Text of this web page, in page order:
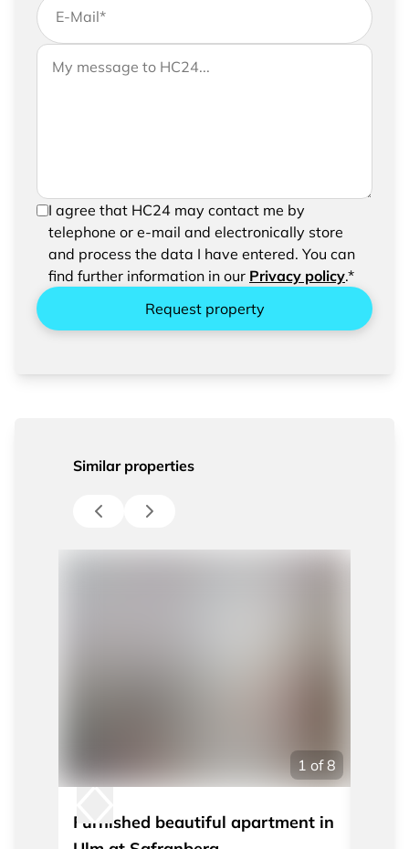
E-Mail*
If you would like to send us further information,
please feel free to add a message to your
Your message to HC24
In order to be able to send your request, please
confirm the saving and processing of your
entered data.
I agree that HC24 may contact me by
telephone or e-mail and electronically store
and process the data I have entered. You can
find further information in our Privacy policy.*
Request property
Similar properties
1 of 8
Furnished beautiful apartment in